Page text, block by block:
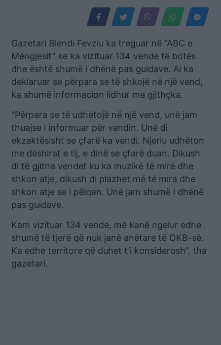
Gazetari Blendi Fevziu ka treguar në “ABC e
Mëngjesit” se ka vizituar 134 vende të botës
dhe është shumë i dhënë pas guidave. Ai ka
deklaruar se përpara se të shkojë në një vend,
ka shumë informacion lidhur me gjithçka.
“Përpara se të udhëtojë në një vend, unë jam
thuajse i informuar për vendin. Unë di
ekzaktësisht se çfarë ka vendi. Njeriu udhëton
me dëshirat e tij, e dinë se çfarë duan. Dikush
di të gjitha vendet ku ka muzikë të mirë dhe
shkon atje, dikush di plazhet më të mira dhe
shkon atje se i pëlqen. Unë jam shumë i dhënë
pas guidave.
Kam vizituar 134 vende, më kanë ngelur edhe
shumë të tjerë që nuk janë anëtare të OKB-së.
Ka edhe territore që duhet t’i konsiderosh”, tha
gazetari.